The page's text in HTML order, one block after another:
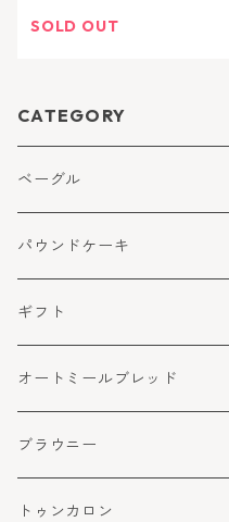
SOLD OUT
CATEGORY
ベーグル
パウンドケーキ
ギフト
オートミールブレッド
ブラウニー
トゥンカロン